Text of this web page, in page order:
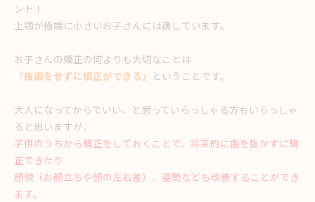
ント！
上顎が極端に小さいお子さんには適しています。
お子さんの矯正の何よりも大切なことは
『抜歯をせずに矯正ができる』 ということです。
大人になってからでいい、と思っていらっしゃる方もいらっしゃ
ると思いますが、
子供のうちから矯正をしておくことで、将来的に歯を抜かずに矯
正できたり
顔貌（お顔立ちや顔の左右差）、姿勢なども改善することができ
ます。